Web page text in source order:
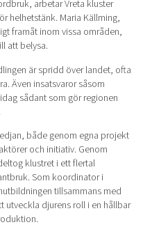
arbetar Vreta kluster
helhetstänk. Maria Källming,
framåt inom vissa områden,
att belysa.
är spridd över landet, ofta
Även insatsvaror såsom
sådant som gör regionen
både genom egna projekt
och initiativ. Genom
klustret i ett flertal
Som koordinator i
tillsammans med
utveckla djurens roll i en hållbar